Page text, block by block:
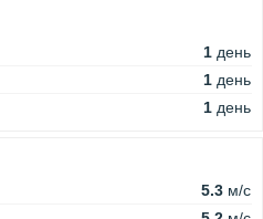
1 день
1 день
1 день
5.3 м/c